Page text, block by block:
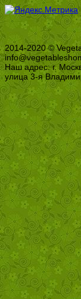
2014-2020 ©
Наш адрес: г.
улица 3-я